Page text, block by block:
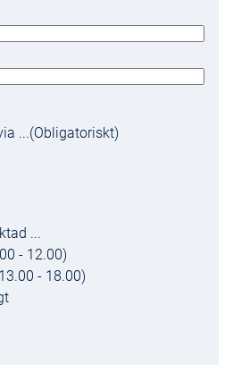
...(Obligatoriskt)
...
- 12.00)
- 18.00)